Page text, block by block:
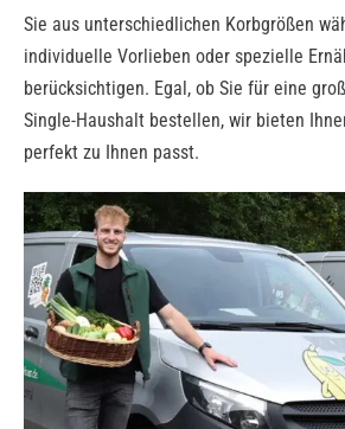
Sie aus unterschiedlichen Korbgrößen
individuelle Vorlieben oder spezielle
berücksichtigen. Egal, ob Sie für eine
Single-Haushalt bestellen, wir bieten
perfekt zu Ihnen passt.